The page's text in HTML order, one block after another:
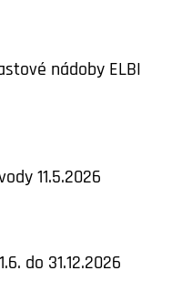
nádoby ELBI
11.5.2026
do 31.12.2026